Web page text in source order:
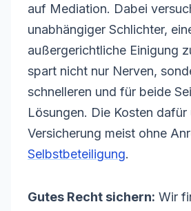
auf Mediation. Dabei
unabhängiger Schlichter,
außergerichtliche Einigung
spart nicht nur Nerven,
schnelleren und für beide
Lösungen. Die Kosten
Versicherung meist ohne
Selbstbeteiligung.
Gutes Recht sichern: Wir